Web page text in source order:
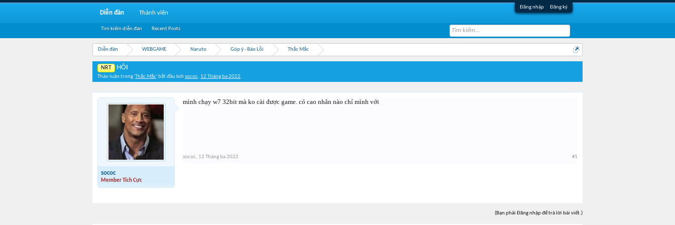
Đăng nhập Đăng ký
Diễn đàn WEBGAME Naruto Góp ý - Báo Lỗi Thắc Mắc
NRT HỎI
Thảo luận trong 'Thắc Mắc' bắt đầu bởi sococ, 12 Tháng ba 2022.
sococ
Member Tích Cực
mình chạy w7 32bit mà ko cài được game. có cao nhân nào chỉ mình với
sococ, 12 Tháng ba 2022 #1
(Bạn phải Đăng nhập để trả lời bài viết.)
Diễn đàn
Tìm kiếm diễn đàn Recent Posts
Thành viên